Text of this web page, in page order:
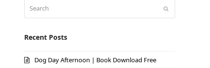
Recent Posts
Dog Day Afternoon | Book Download Free